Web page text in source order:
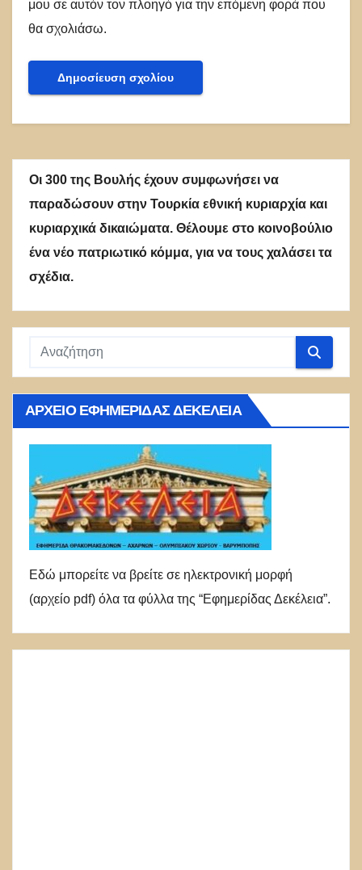
μου σε αυτόν τον πλοηγό για την επόμενη φορά που
θα σχολιάσω.
Οι 300 της Βουλής έχουν συμφωνήσει να
παραδώσουν στην Τουρκία εθνική κυριαρχία και
κυριαρχικά δικαιώματα. Θέλουμε στο κοινοβούλιο
ένα νέο πατριωτικό κόμμα, για να τους χαλάσει τα
σχέδια.
ΑΡΧΕΊΟ ΕΦΗΜΕΡΊΔΑΣ ΔΕΚΈΛΕΙΑ
Εδώ μπορείτε να βρείτε σε ηλεκτρονική μορφή
(αρχείο pdf) όλα τα φύλλα της “Εφημερίδας Δεκέλεια”.